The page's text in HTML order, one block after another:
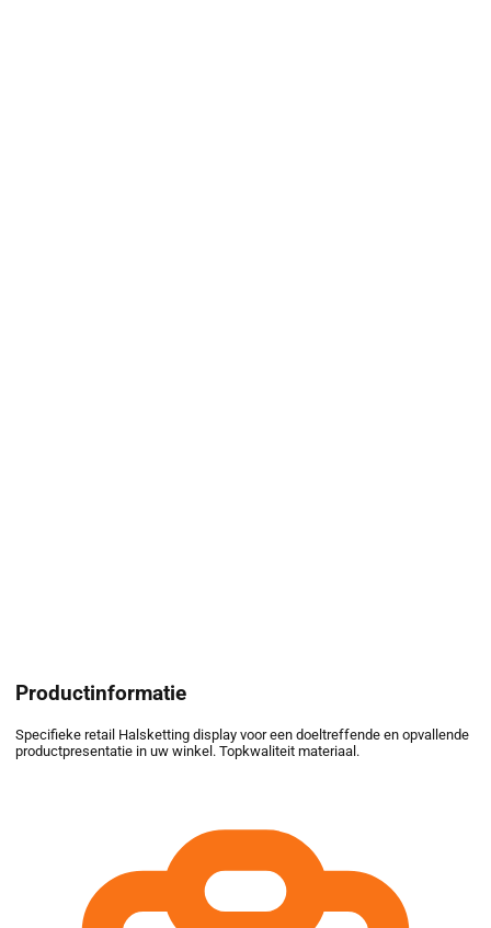
Productinformatie
Specifieke retail Halsketting display voor een doeltreffende en opvallende
productpresentatie in uw winkel. Topkwaliteit materiaal.